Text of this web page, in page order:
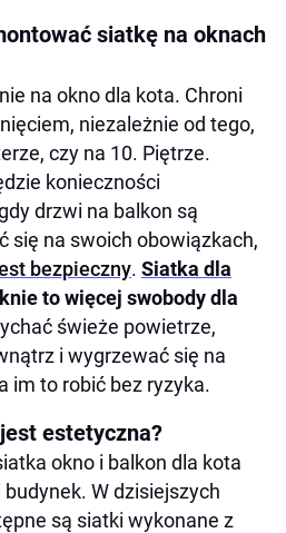
siatkę na oknach
na okno dla kota. Chroni
niezależnie od tego,
czy na 10. Piętrze.
konieczności
drzwi na balkon są
się na swoich obowiązkach,
bezpieczny. Siatka dla
to więcej swobody dla
świeże powietrze,
i wygrzewać się na
im to robić bez ryzyka.
estetyczna?
okno i balkon dla kota
W dzisiejszych
są siatki wykonane z